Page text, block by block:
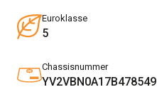
Euroklasse
5
Chassisnummer
YV2VBN0A17B478549